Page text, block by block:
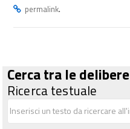
permalink.
Cerca tra le delibere
Ricerca testuale